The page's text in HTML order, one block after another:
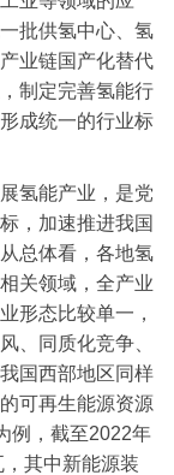
批供氢中心、氢
业链国产化替代
制定完善氢能行
成统一的行业标
氢能产业，是党
，加速推进我国
总体看，各地氢
关领域，全产业
形态比较单一，
、同质化竞争、
国西部地区同样
可再生能源资源
例，截至2022年
其中新能源装